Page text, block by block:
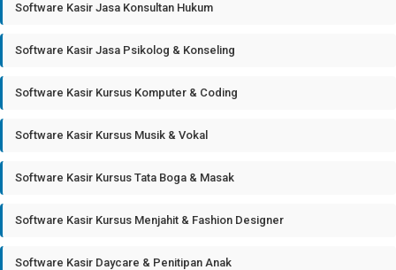
Software Kasir Jasa Konsultan Hukum
Software Kasir Jasa Psikolog & Konseling
Software Kasir Kursus Komputer & Coding
Software Kasir Kursus Musik & Vokal
Software Kasir Kursus Tata Boga & Masak
Software Kasir Kursus Menjahit & Fashion Designer
Software Kasir Daycare & Penitipan Anak